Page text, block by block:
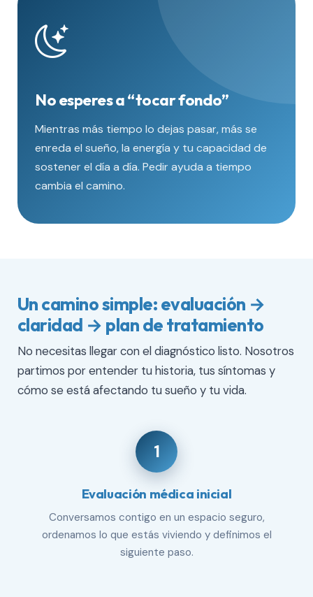
No esperes a “tocar fondo”
Mientras más tiempo lo dejas pasar, más se
enreda el sueño, la energía y tu capacidad de
sostener el día a día. Pedir ayuda a tiempo
cambia el camino.
Un camino simple: evaluación →
claridad → plan de tratamiento
No necesitas llegar con el diagnóstico listo. Nosotros
partimos por entender tu historia, tus síntomas y
cómo se está afectando tu sueño y tu vida.
1
Evaluación médica inicial
Conversamos contigo en un espacio seguro,
ordenamos lo que estás viviendo y definimos el
siguiente paso.